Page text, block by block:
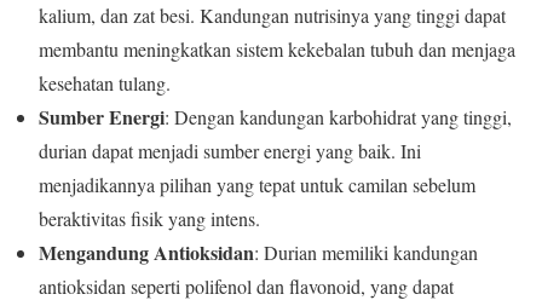
kalium, dan zat besi. Kandungan nutrisinya yang tinggi dapat
membantu meningkatkan sistem kekebalan tubuh dan menjaga
kesehatan tulang.
Sumber Energi: Dengan kandungan karbohidrat yang tinggi,
durian dapat menjadi sumber energi yang baik. Ini
menjadikannya pilihan yang tepat untuk camilan sebelum
beraktivitas fisik yang intens.
Mengandung Antioksidan: Durian memiliki kandungan
antioksidan seperti polifenol dan flavonoid, yang dapat